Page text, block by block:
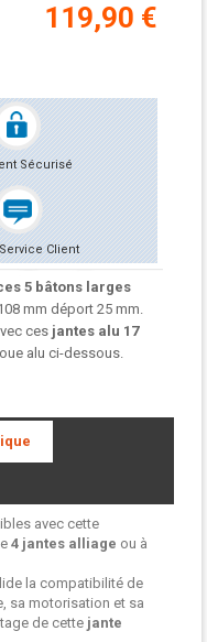
119,90 €
Sécurisé
Client
5 bâtons larges
mm déport 25 mm.
ces jantes alu 17
alu ci-dessous.
avec cette
4 jantes alliage ou à
la compatibilité de
sa motorisation et sa
de cette jante